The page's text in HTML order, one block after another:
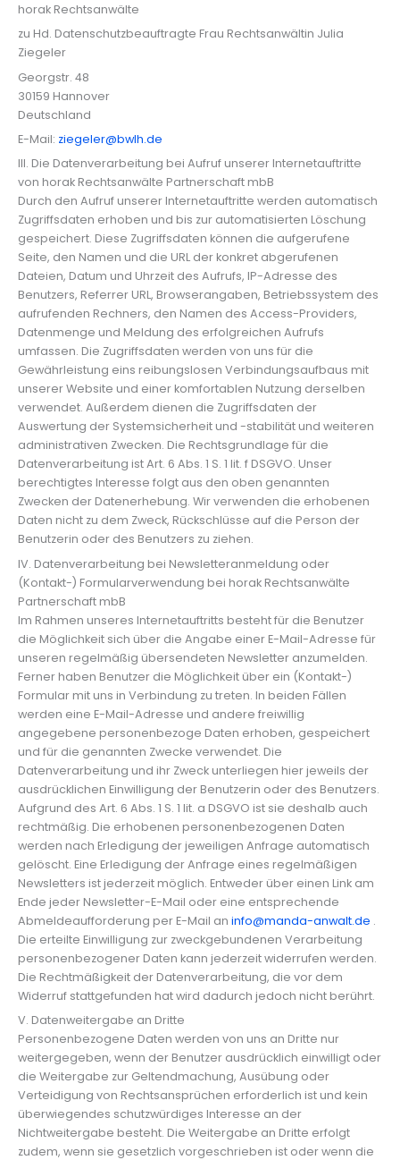
horak Rechtsanwälte
zu Hd. Datenschutzbeauftragte Frau Rechtsanwältin Julia
Ziegeler
Georgstr. 48
30159 Hannover
Deutschland
E-Mail: ziegeler@bwlh.de
III. Die Datenverarbeitung bei Aufruf unserer Internetauftritte
von horak Rechtsanwälte Partnerschaft mbB
Durch den Aufruf unserer Internetauftritte werden automatisch
Zugriffsdaten erhoben und bis zur automatisierten Löschung
gespeichert. Diese Zugriffsdaten können die aufgerufene
Seite, den Namen und die URL der konkret abgerufenen
Dateien, Datum und Uhrzeit des Aufrufs, IP-Adresse des
Benutzers, Referrer URL, Browserangaben, Betriebssystem des
aufrufenden Rechners, den Namen des Access-Providers,
Datenmenge und Meldung des erfolgreichen Aufrufs
umfassen. Die Zugriffsdaten werden von uns für die
Gewährleistung eins reibungslosen Verbindungsaufbaus mit
unserer Website und einer komfortablen Nutzung derselben
verwendet. Außerdem dienen die Zugriffsdaten der
Auswertung der Systemsicherheit und -stabilität und weiteren
administrativen Zwecken. Die Rechtsgrundlage für die
Datenverarbeitung ist Art. 6 Abs. 1 S. 1 lit. f DSGVO. Unser
berechtigtes Interesse folgt aus den oben genannten
Zwecken der Datenerhebung. Wir verwenden die erhobenen
Daten nicht zu dem Zweck, Rückschlüsse auf die Person der
Benutzerin oder des Benutzers zu ziehen.
IV. Datenverarbeitung bei Newsletteranmeldung oder
(Kontakt-) Formularverwendung bei horak Rechtsanwälte
Partnerschaft mbB
Im Rahmen unseres Internetauftritts besteht für die Benutzer
die Möglichkeit sich über die Angabe einer E-Mail-Adresse für
unseren regelmäßig übersendeten Newsletter anzumelden.
Ferner haben Benutzer die Möglichkeit über ein (Kontakt-)
Formular mit uns in Verbindung zu treten. In beiden Fällen
werden eine E-Mail-Adresse und andere freiwillig
angegebene personenbezoge Daten erhoben, gespeichert
und für die genannten Zwecke verwendet. Die
Datenverarbeitung und ihr Zweck unterliegen hier jeweils der
ausdrücklichen Einwilligung der Benutzerin oder des Benutzers.
Aufgrund des Art. 6 Abs. 1 S. 1 lit. a DSGVO ist sie deshalb auch
rechtmäßig. Die erhobenen personenbezogenen Daten
werden nach Erledigung der jeweiligen Anfrage automatisch
gelöscht. Eine Erledigung der Anfrage eines regelmäßigen
Newsletters ist jederzeit möglich. Entweder über einen Link am
Ende jeder Newsletter-E-Mail oder eine entsprechende
Abmeldeaufforderung per E-Mail an info@manda-anwalt.de .
Die erteilte Einwilligung zur zweckgebundenen Verarbeitung
personenbezogener Daten kann jederzeit widerrufen werden.
Die Rechtmäßigkeit der Datenverarbeitung, die vor dem
Widerruf stattgefunden hat wird dadurch jedoch nicht berührt.
V. Datenweitergabe an Dritte
Personenbezogene Daten werden von uns an Dritte nur
weitergegeben, wenn der Benutzer ausdrücklich einwilligt oder
die Weitergabe zur Geltendmachung, Ausübung oder
Verteidigung von Rechtsansprüchen erforderlich ist und kein
überwiegendes schutzwürdiges Interesse an der
Nichtweitergabe besteht. Die Weitergabe an Dritte erfolgt
zudem, wenn sie gesetzlich vorgeschrieben ist oder wenn die